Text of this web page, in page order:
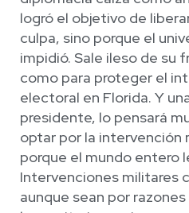
logró el objetivo de
culpa, sino porque el
impidió. Sale ileso de su
como para proteger el
electoral en Florida. Y
presidente, lo pensará
optar por la intervención
porque el mundo entero
Intervenciones militares
aunque sean por